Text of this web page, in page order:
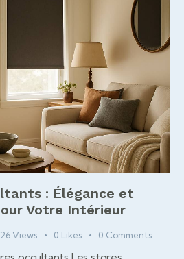
: Élégance et
Votre Intérieur
Views 0 Likes 0 Comments